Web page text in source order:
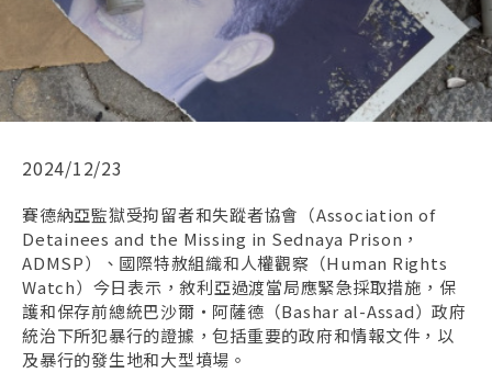
2024/12/23
賽德納亞監獄受拘留者和失蹤者協會（Association of
Detainees and the Missing in Sednaya Prison，
ADMSP）、國際特赦組織和人權觀察（Human Rights
Watch）今日表示，敘利亞過渡當局應緊急採取措施，保
護和保存前總統巴沙爾・阿薩德（Bashar al-Assad）政府
統治下所犯暴行的證據，包括重要的政府和情報文件，以
及暴行的發生地和大型墳場。